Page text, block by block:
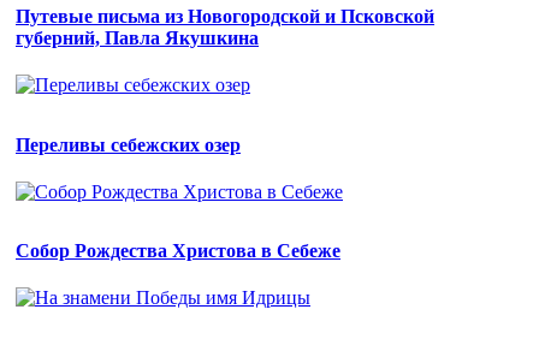
Путевые письма из Новогородской и Псковской
губерний, Павла Якушкина
Переливы себежских озер
Собор Рождества Христова в Себеже